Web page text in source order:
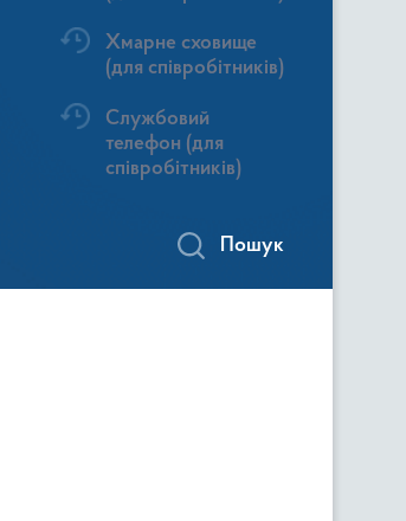
Хмарне сховище
(для співробітників)
Службовий
телефон (для
співробітників)
Пошук